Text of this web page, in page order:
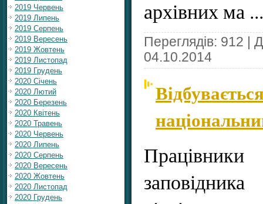
2019 Червень
2019 Липень
2019 Серпень
2019 Вересень
2019 Жовтень
2019 Листопад
2019 Грудень
2020 Січень
2020 Лютий
2020 Березень
2020 Квітень
2020 Травень
2020 Червень
2020 Липень
2020 Серпень
2020 Вересень
2020 Жовтень
2020 Листопад
2020 Грудень
архівних ма
Переглядів: 912 |
04.10.2014